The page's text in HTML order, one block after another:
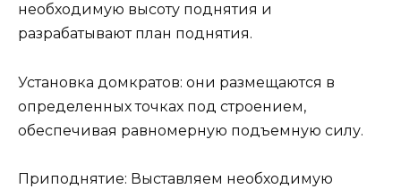
необходимую высоту поднятия и
разрабатывают план поднятия.
Установка домкратов: они размещаются в
определенных точках под строением,
обеспечивая равномерную подъемную силу.
Приподнятие: Выставляем необходимую